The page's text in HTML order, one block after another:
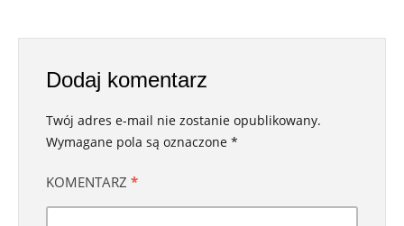
Dodaj komentarz
Twój adres e-mail nie zostanie opublikowany.
Wymagane pola są oznaczone *
KOMENTARZ *